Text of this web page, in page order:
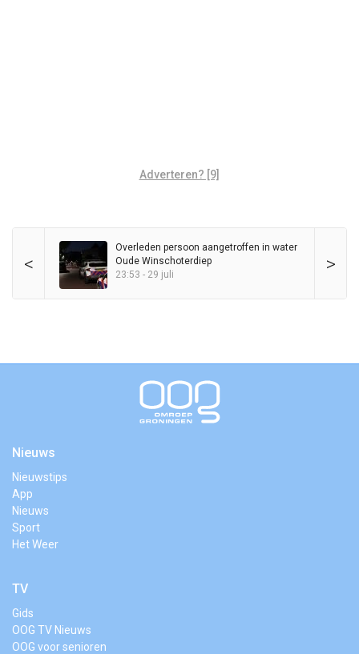
Adverteren? [9]
< >
Overleden persoon aangetroffen in water
Oude Winschoterdiep
23:53 - 29 juli
Nieuws
Nieuwstips
App
Nieuws
Sport
Het Weer
TV
Gids
OOG TV Nieuws
OOG voor senioren